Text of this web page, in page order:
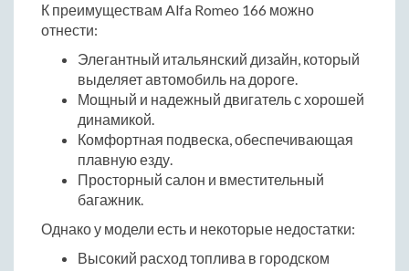
К преимуществам Alfa Romeo 166 можно
отнести:
Элегантный итальянский дизайн, который
выделяет автомобиль на дороге.
Мощный и надежный двигатель с хорошей
динамикой.
Комфортная подвеска, обеспечивающая
плавную езду.
Просторный салон и вместительный
багажник.
Однако у модели есть и некоторые недостатки:
Высокий расход топлива в городском